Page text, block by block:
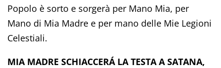
Popolo è sorto e sorgerà per Mano Mia, per
Mano di Mia Madre e per mano delle Mie Legioni
Celestiali.
MIA MADRE SCHIACCERÁ LA TESTA A SATANA,